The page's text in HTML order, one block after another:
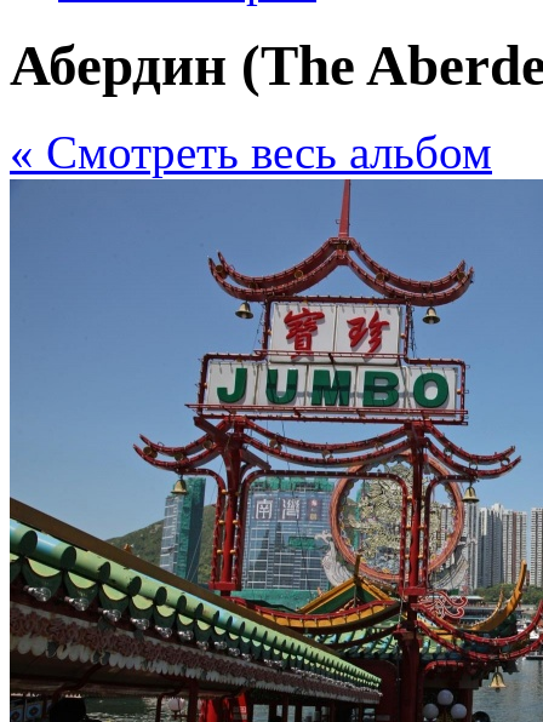
Абердин (The
« Cмотреть весь альбом